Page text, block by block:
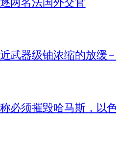
武器级铀浓缩的放缓 –
必须摧毁哈马斯，以